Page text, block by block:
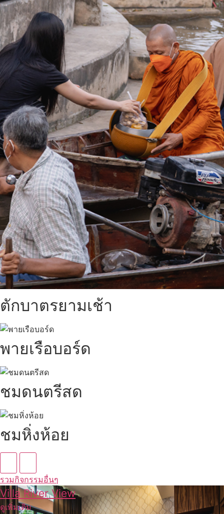
ตักบาตรยามเช้า
พายเรือบอร์ด
ชมดนตรีสด
ชมหิ่งห้อย
รวมกิจกรรมอื่นๆ
Villa River View
ดูเพิ่มเติม